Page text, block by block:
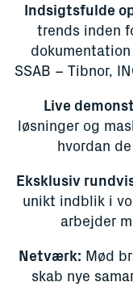
Indsigtsfulde
trends inden
SSAB – Tibnor,
Live
løsninger og
hvordan
Eksklusiv
unikt indblik i
arbejder
Netværk: Mød
skab nye